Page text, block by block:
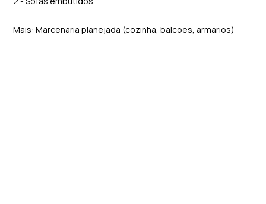
Mais: Marcenaria planejada (cozinha, balcões, armários)